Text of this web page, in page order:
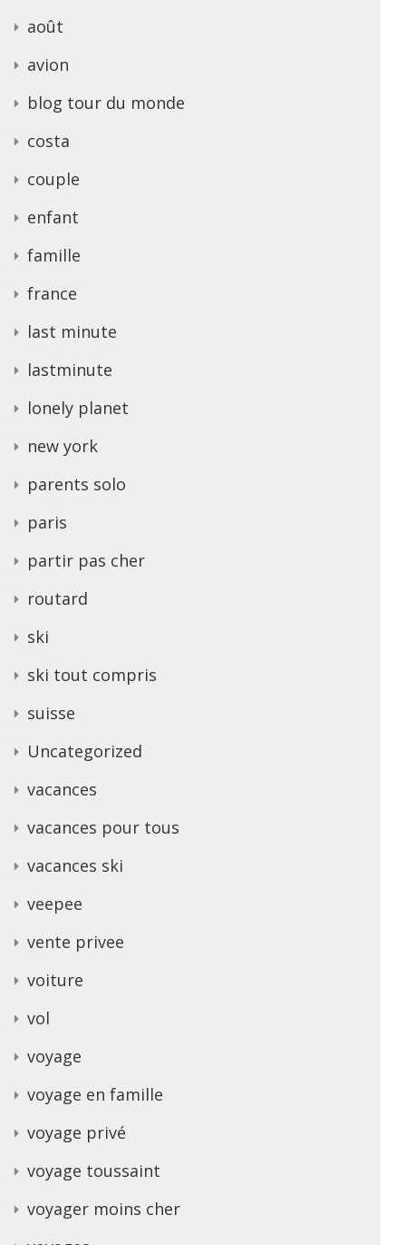
août
avion
blog tour du monde
costa
couple
enfant
famille
france
last minute
lastminute
lonely planet
new york
parents solo
paris
partir pas cher
routard
ski
ski tout compris
suisse
Uncategorized
vacances
vacances pour tous
vacances ski
veepee
vente privee
voiture
vol
voyage
voyage en famille
voyage privé
voyage toussaint
voyager moins cher